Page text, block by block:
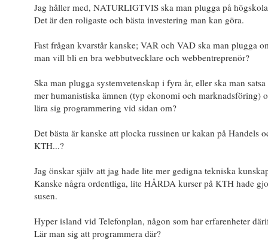
Jag håller med, NATURLIGTVIS ska man plugga på
Det är den roligaste och bästa investering man kan göra.
Fast frågan kvarstår kanske; VAR och VAD ska man plugga
man vill bli en bra webbutvecklare och webbentreprenör?
Ska man plugga systemvetenskap i fyra år, eller ska man satsa
mer humanistiska ämnen (typ ekonomi och marknadsföring)
lära sig programmering vid sidan om?
Det bästa är kanske att plocka russinen ur kakan på Handels
KTH...?
Jag önskar själv att jag hade lite mer gedigna tekniska
Kanske några ordentliga, lite HÅRDA kurser på KTH hade
susen.
Hyper island vid Telefonplan, någon som har erfarenheter
Lär man sig att programmera där?